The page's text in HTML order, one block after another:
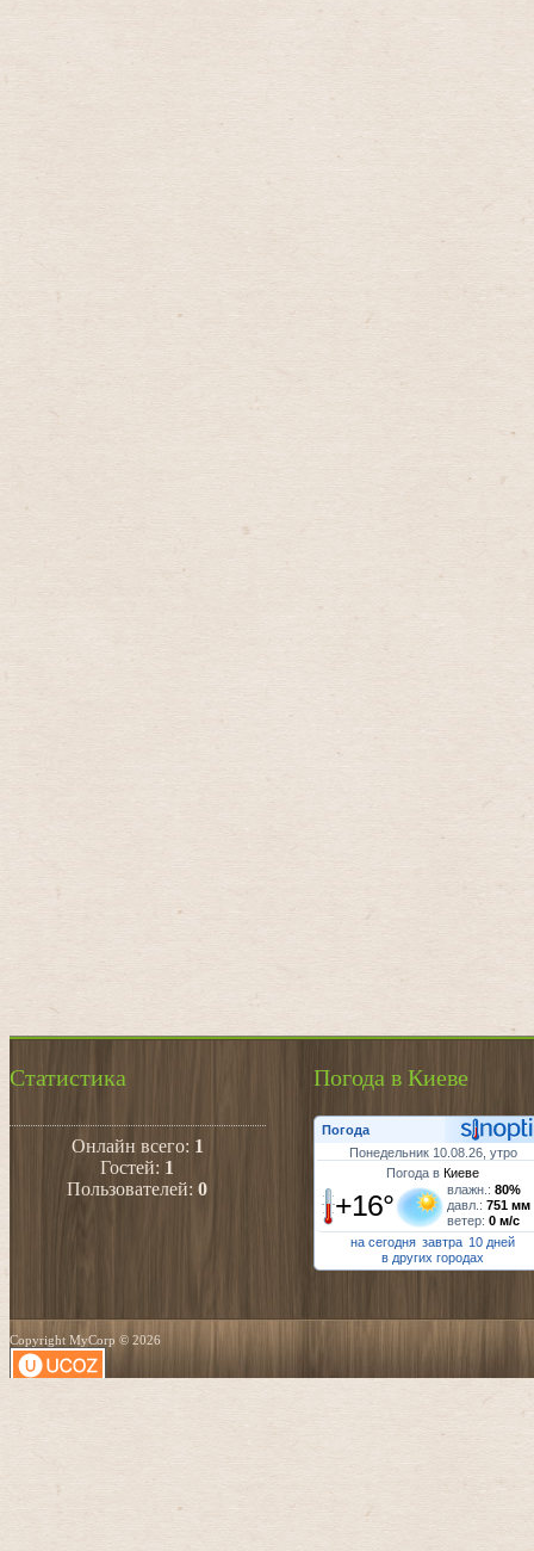
Статистика
Онлайн всего: 1
Гостей: 1
Пользователей:0
Погода в Киеве
Погода
Понедельник 10.08.26, утро
Погода вКиеве
+16° влажн.:80%
давл.:751 мм
ветер:0 м/с
на сегодня завтра 10 дней
в других городах
Copyright MyCorp © 2026